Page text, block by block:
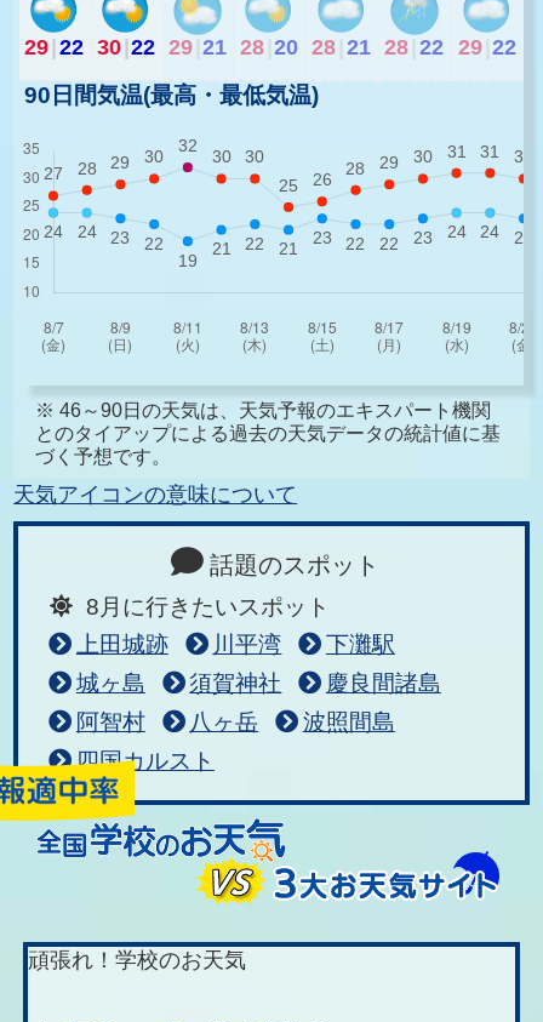
29 22 30 22 29 21 28 20 28 21 28 22 29 22
90日間気温(最高・最低気温)
※ 46～90日の天気は、天気予報のエキスパート機関
とのタイアップによる過去の天気データの統計値に基
づく予想です。
天気アイコンの意味について
話題のスポット
8月に行きたいスポット
上田城跡
川平湾
下灘駅
城ヶ島
須賀神社
慶良間諸島
阿智村
八ヶ岳
波照間島
四国カルスト
頑張れ！学校のお天気